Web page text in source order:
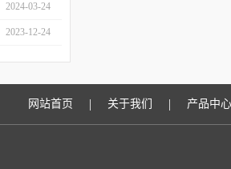
2024-03-24
2023-12-24
网站首页 | 关于我们 | 产品中心